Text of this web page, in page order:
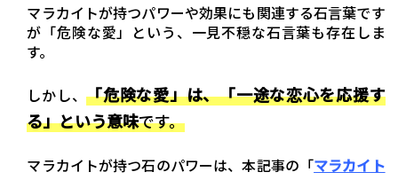
マラカイトが持つパワーや効果にも関連する石言葉です
が「危険な愛」という、一見不穏な石言葉も存在しま
す。
しかし、「危険な愛」は、「一途な恋心を応援す
る」という意味です。
マラカイトが持つ石のパワーは、本記事の「マラカイト